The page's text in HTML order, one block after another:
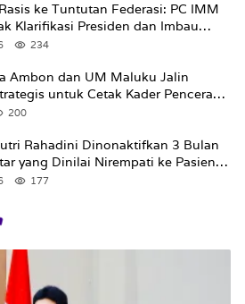
ke Tuntutan Federasi: PC IMM
Klarifikasi Presiden dan Imbau
Bendera Merah Putih Di
234
Ambon dan UM Maluku Jalin
untuk Cetak Kader Pencerah
Peradaban dari Kampus”
200
Rahadini Dinonaktifkan 3 Bulan
yang Dinilai Nirempati ke Pasien
177